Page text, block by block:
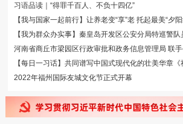
习语品读｜“得罪千百人、不负十四亿”
【我与国家一起前行】让养老变“享”老 托起最美“夕阳
【每日一习话】共同谱写中国式现代化的壮美华章《
2022年福州国际友城文化节正式开幕